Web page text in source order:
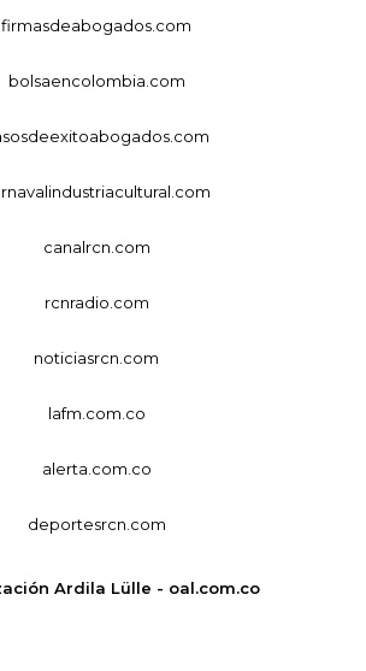
firmasdeabogados.com
bolsaencolombia.com
canalrcn.com
rcnradio.com
noticiasrcn.com
lafm.com.co
alerta.com.co
deportesrcn.com
Ardila Lülle - oal.com.co